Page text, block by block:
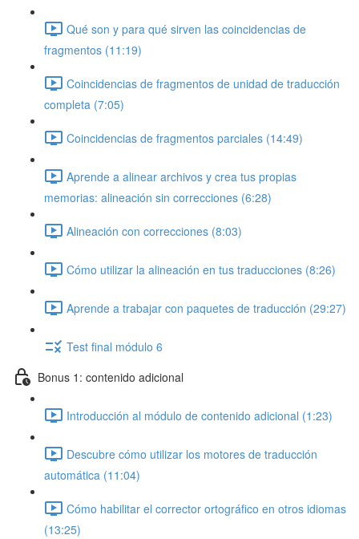
Qué son y para qué sirven las coincidencias de
fragmentos (11:19)
Coincidencias de fragmentos de unidad de traducción
completa (7:05)
Coincidencias de fragmentos parciales (14:49)
Aprende a alinear archivos y crea tus propias
memorias: alineación sin correcciones (6:28)
Alineación con correcciones (8:03)
Cómo utilizar la alineación en tus traducciones (8:26)
Aprende a trabajar con paquetes de traducción (29:27)
Test final módulo 6
Bonus 1: contenido adicional
Introducción al módulo de contenido adicional (1:23)
Descubre cómo utilizar los motores de traducción
automática (11:04)
Cómo habilitar el corrector ortográfico en otros idiomas
(13:25)